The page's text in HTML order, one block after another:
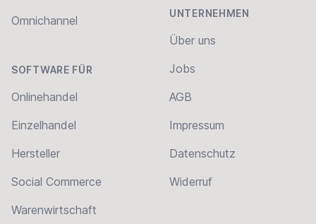
Omnichannel
SOFTWARE FÜR
Onlinehandel
Einzelhandel
Hersteller
Social Commerce
Warenwirtschaft
UNTERNEHMEN
Über uns
Jobs
AGB
Impressum
Datenschutz
Widerruf